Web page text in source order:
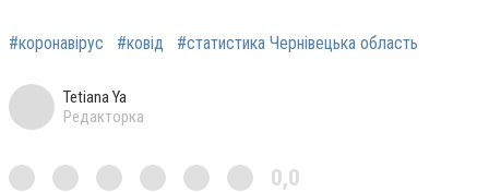
#коронавірус #ковід #статистика Чернівецька область
Tetiana Ya
Редакторка
0,0